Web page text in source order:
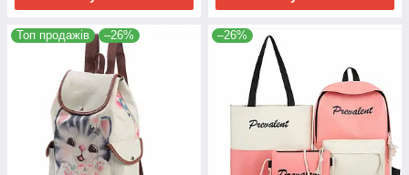
Топ продажів –26% –26%